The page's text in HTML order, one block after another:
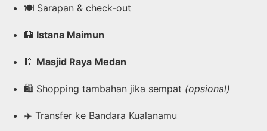
🍽️ Sarapan & check-out
🏰 Istana Maimun
🕌 Masjid Raya Medan
🛍️ Shopping tambahan jika sempat (opsional)
✈️ Transfer ke Bandara Kualanamu